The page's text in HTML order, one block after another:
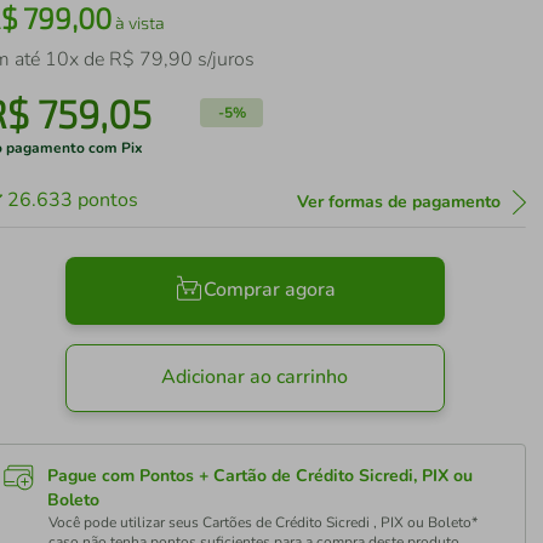
799,00à vista
até 10x de R$ 79,90 s/juros
759,05 -5%
pagamento com Pix
26.633 pontos Ver formas de pagamento
Comprar agora
Adicionar ao carrinho
Pague com Pontos + Cartão de Crédito Sicredi, PIX ou
Boleto
Você pode utilizar seus Cartões de Crédito Sicredi , PIX ou Boleto*